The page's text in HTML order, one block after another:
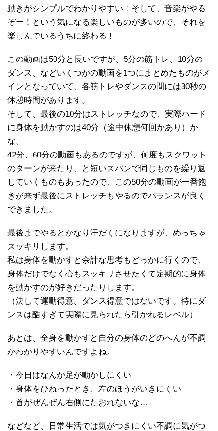
動きがシンプルでわかりやすい！そして、音楽がやる
ぞー！という気になる楽しいものが多いので、それを
楽しんでいるうちに終わる！
この動画は50分と長いですが、5分の筋トレ、10分の
ダンス、などいくつかの動画を1つにまとめたものがメ
インとなっていて、各筋トレやダンスの間には30秒の
休憩時間があります。
そして、最後の10分はストレッチなので、実際ハード
に身体を動かすのは40分（途中休憩何回かあり）か
な。
42分、60分の動画もあるのですが、何度もスクワット
のターンが来たり、と短いスパンで同じものを繰り返
していくものもあったので、この50分の動画が一番飽
きが来ず最後にストレッチもやるのでバランスが良く
できました。
最後までやるとかなり汗だくになりますが、めっちゃ
スッキリします。
私は身体を動かすと余計な思考もどっかに行くので、
身体だけでなく心もスッキリさせたくて定期的に身体
を動かすのが好きだったりします。
（決して運動得意、ダンス得意ではないです。特にダ
ンスは酷すぎて実際に見られたら引かれるレベル）
あとは、全身を動かすと自分の身体のどのへんが不調
かわかりやすいんですよね。
・今日はなんか足が動かしにくい
・身体をひねったとき、左のほうがいきにくい
・首がぜんぜん右側にたおれないな…
などなど、日常生活では気がつきにくい不調に気がつ